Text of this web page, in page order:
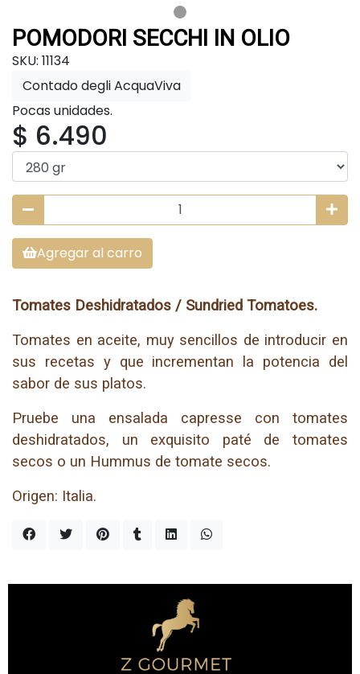
POMODORI SECCHI IN OLIO
SKU: 11134
Contado degli AcquaViva
Pocas unidades.
$ 6.490
Agregar al carro
Tomates Deshidratados / Sundried Tomatoes.
Tomates en aceite, muy sencillos de introducir en
sus recetas y que incrementan la potencia del
sabor de sus platos.
Pruebe una ensalada capresse con tomates
deshidratados, un exquisito paté de tomates
secos o un Hummus de tomate secos.
Origen: Italia.